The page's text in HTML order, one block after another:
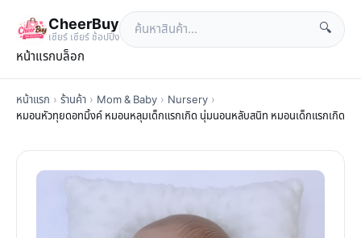
CheerBuy
เซียร์ เซียร์ ช้อปปิ้ง
🔍
หน้าแรกบล็อก
หน้าแรก › ร้านค้า › Mom & Baby › Nursery ›
หมอนหัวทุยดอทมิ้งค์ หมอนหลุมเด็กแรกเกิด นุ่มนอนหลับสนิท หมอนเด็กแรกเกิด